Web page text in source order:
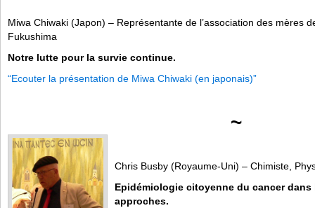
Miwa Chiwaki (Japon) – Représentante de l’association des mères
Fukushima
Notre lutte pour la survie continue.
“Ecouter la présentation de Miwa Chiwaki (en japonais)”
~
Chris Busby (Royaume-Uni) – Chimiste,
Epidémiologie citoyenne du cancer
approches.